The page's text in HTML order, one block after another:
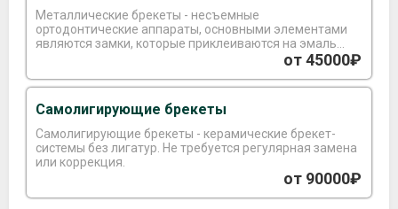
Металлические брекеты - несъемные
ортодонтические аппараты, основными элементами
являются замки, которые приклеиваются на эмаль
от 45000₽
Самолигирующие брекеты
Самолигирующие брекеты - керамические брекет-
системы без лигатур. Не требуется регулярная замена
или коррекция.
от 90000₽